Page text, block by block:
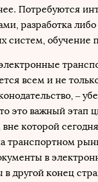
Потребуются
разработка либо
систем, обучение
всем и не
‒
это важный этап
которой
транспортном
в
в другой конец